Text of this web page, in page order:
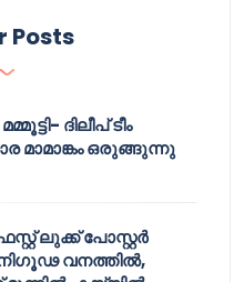
Posts
ദിലീപ് ടീം
മാമാങ്കം ഒരുങ്ങുന്നു
ലുക്ക് പോസ്റ്റർ
വനത്തിൽ,